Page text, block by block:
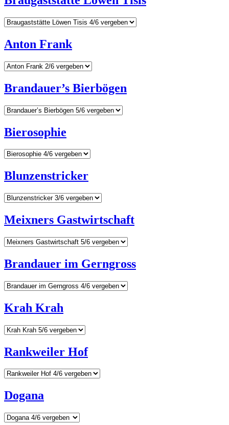
Anton Frank
Brandauer’s Bierbögen
Bierosophie
Blunzenstricker
Meixners Gastwirtschaft
Brandauer im Gerngross
Krah Krah
Rankweiler Hof
Dogana